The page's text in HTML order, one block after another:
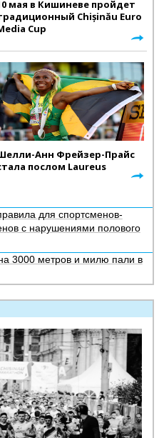
мая в Кишиневе пройдет
Chișinău Euro
Cup
Анн Фрейзер-Прайс
послом Laureus
для спортсменов-
с нарушениями полового
3000 метров и милю пали в